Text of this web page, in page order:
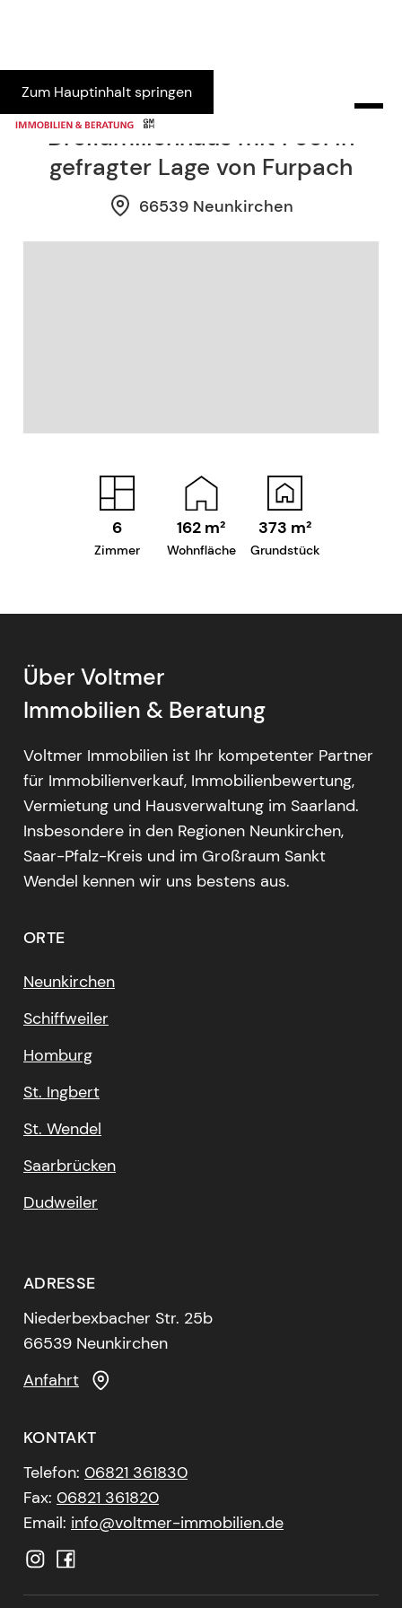
Zum Hauptinhalt springen
Teilrenoviertes Zwei- bis
Dreifamilienhaus mit Pool in
gefragter Lage von Furpach
66539 Neunkirchen
6
Zimmer
162 m²
Wohnfläche
373 m²
Grundstück
Über Voltmer
Immobilien & Beratung
Voltmer Immobilien ist Ihr kompetenter Partner
für Immobilienverkauf, Immobilienbewertung,
Vermietung und Hausverwaltung im Saarland.
Insbesondere in den Regionen Neunkirchen,
Saar-Pfalz-Kreis und im Großraum Sankt
Wendel kennen wir uns bestens aus.
ORTE
Neunkirchen
Schiffweiler
Homburg
St. Ingbert
St. Wendel
Saarbrücken
Dudweiler
ADRESSE
Niederbexbacher Str. 25b
66539 Neunkirchen
Anfahrt
KONTAKT
Telefon: 06821 361830
Fax: 06821 361820
Email: info@voltmer-immobilien.de